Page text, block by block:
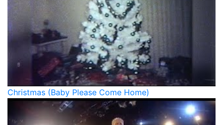
Christmas (Baby Please Come Home)